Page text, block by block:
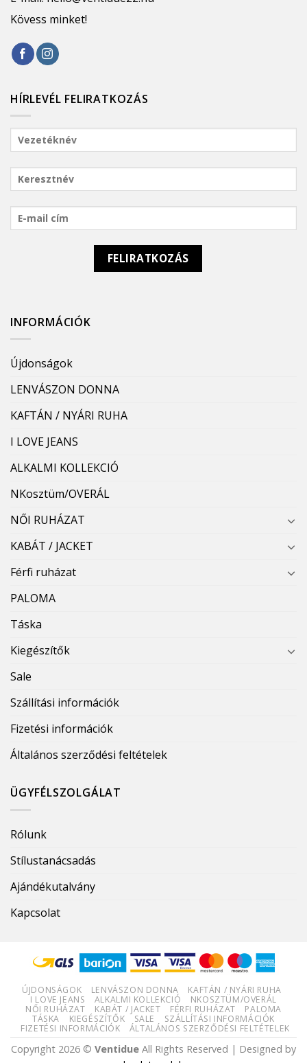
Kövess minket!
HÍRLEVÉL FELIRATKOZÁS
INFORMÁCIÓK
Újdonságok
LENVÁSZON DONNA
KAFTÁN / NYÁRI RUHA
I LOVE JEANS
ALKALMI KOLLEKCIÓ
NKosztüm/OVERÁL
NŐI RUHÁZAT
KABÁT / JACKET
Férfi ruházat
PALOMA
Táska
Kiegészítők
Sale
Szállítási információk
Fizetési információk
Általános szerződési feltételek
ÜGYFÉLSZOLGÁLAT
Rólunk
Stílustanácsadás
Ajándékutalvány
Kapcsolat
ÚJDONSÁGOK LENVÁSZON DONNA
KAFTÁN / NYÁRI RUHA
I LOVE JEANS
ALKALMI KOLLEKCIÓ
NKOSZTÜM/OVERÁL
NŐI RUHÁZAT
KABÁT / JACKET FÉRFI RUHÁZAT
PALOMA
TÁSKA
KIEGÉSZÍTŐK SALE
SZÁLLÍTÁSI INFORMÁCIÓK
FIZETÉSI INFORMÁCIÓK
ÁLTALÁNOS SZERZŐDÉSI FELTÉTELEK
Copyright 2026 © Ventidue All Rights Reserved | Designed by